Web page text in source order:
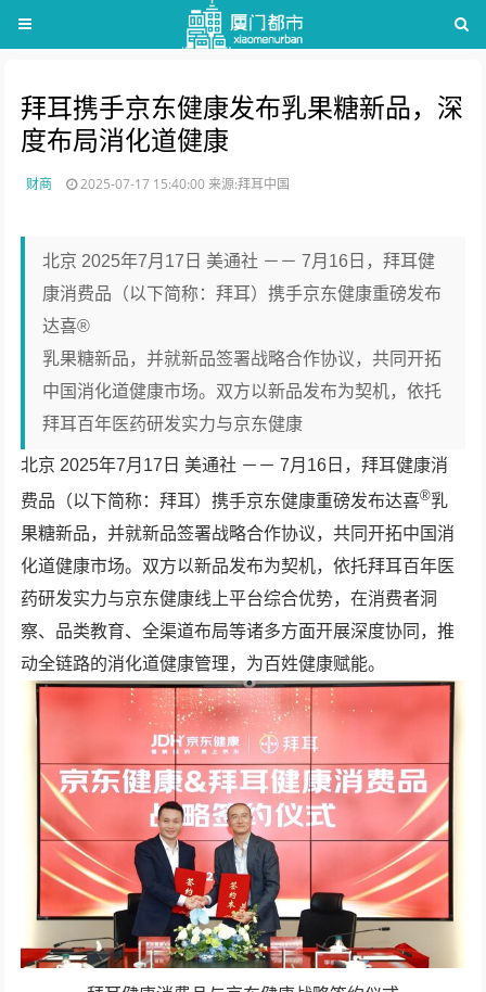
拜耳携手京东健康发布乳果糖新品，深
度布局消化道健康
财商 2025-07-17 15:40:00来源:拜耳中国
北京 2025年7月17日 美通社 －－ 7月16日，拜耳健
康消费品（以下简称：拜耳）携手京东健康重磅发布
达喜®
乳果糖新品，并就新品签署战略合作协议，共同开拓
中国消化道健康市场。双方以新品发布为契机，依托
拜耳百年医药研发实力与京东健康
北京 2025年7月17日 美通社 －－ 7月16日，拜耳健康消
费品（以下简称：拜耳）携手京东健康重磅发布达喜®乳
果糖新品，并就新品签署战略合作协议，共同开拓中国消
化道健康市场。双方以新品发布为契机，依托拜耳百年医
药研发实力与京东健康线上平台综合优势，在消费者洞
察、品类教育、全渠道布局等诸多方面开展深度协同，推
动全链路的消化道健康管理，为百姓健康赋能。